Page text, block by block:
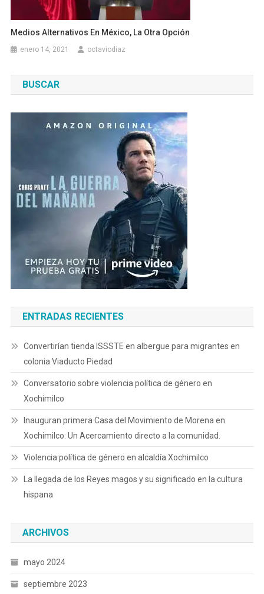
Medios Alternativos En México, La Otra Opción
enero 14, 2021 octaviodiaz
BUSCAR
ENTRADAS RECIENTES
Convertirían tienda ISSSTE en albergue para migrantes en
colonia Viaducto Piedad
Conversatorio sobre violencia política de género en
Xochimilco
Inauguran primera Casa del Movimiento de Morena en
Xochimilco: Un Acercamiento directo a la comunidad.
Violencia política de género en alcaldía Xochimilco
La llegada de los Reyes magos y su significado en la cultura
hispana
ARCHIVOS
mayo 2024
septiembre 2023